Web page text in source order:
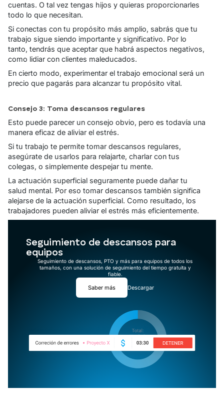
cuentas. O tal vez tengas hijos y quieras proporcionarles
todo lo que necesitan.
Si conectas con tu propósito más amplio, sabrás que tu
trabajo sigue siendo importante y significativo. Por lo
tanto, tendrás que aceptar que habrá aspectos negativos,
como lidiar con clientes maleducados.
En cierto modo, experimentar el trabajo emocional será un
precio que pagarás para alcanzar tu propósito vital.
Consejo 3: Toma descansos regulares
Esto puede parecer un consejo obvio, pero es todavía una
manera eficaz de aliviar el estrés.
Si tu trabajo te permite tomar descansos regulares,
asegúrate de usarlos para relajarte, charlar con tus
colegas, o simplemente despejar tu mente.
La actuación superficial seguramente puede dañar tu
salud mental. Por eso tomar descansos también significa
alejarse de la actuación superficial. Como resultado, los
trabajadores pueden aliviar el estrés más eficientemente.
Seguimiento de descansos para
equipos
Seguimiento de descansos, PTO y más para equipos de todos los
tamaños, con una solución de seguimiento del tiempo gratuita y
fiable.
Saber más Descargar